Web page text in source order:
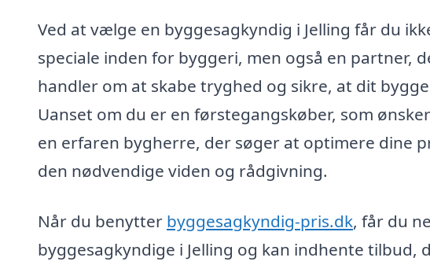
Ved at vælge en byggesagkyndig i Jelling får du
speciale inden for byggeri, men også en partner,
handler om at skabe tryghed og sikre, at dit
Uanset om du er en førstegangskøber, som
en erfaren bygherre, der søger at optimere dine
den nødvendige viden og rådgivning.
Når du benytter byggesagkyndig-pris.dk, får du
byggesagkyndige i Jelling og kan indhente tilbud,